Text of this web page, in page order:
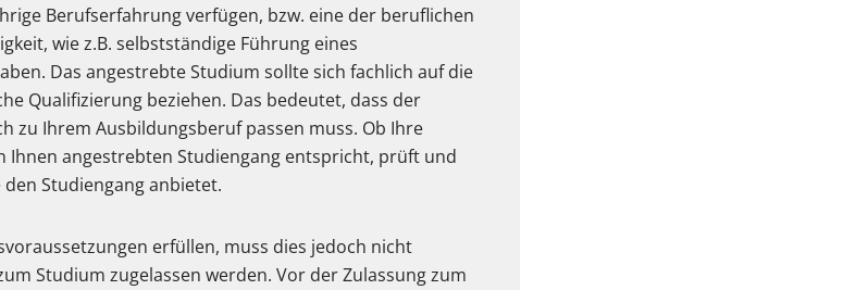
Berufserfahrung verfügen, bzw. eine der beruflichen
wie z.B. selbstständige Führung eines
Das angestrebte Studium sollte sich fachlich auf die
Qualifizierung beziehen. Das bedeutet, dass der
zu Ihrem Ausbildungsberuf passen muss. Ob Ihre
Ihnen angestrebten Studiengang entspricht, prüft und
Studiengang anbietet.
erfüllen, muss dies jedoch nicht
Studium zugelassen werden. Vor der Zulassung zum